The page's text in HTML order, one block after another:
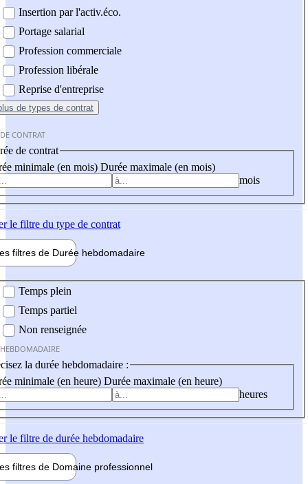
Insertion par l'activ.éco.
Portage salarial
Profession commerciale
Profession libérale
Reprise d'entreprise
de types de contrat
CONTRAT
de contrat
minimale (en mois) Durée maximale (en mois)
mois
le filtre du type de contrat
filtres de Durée hebdomadaire
Temps plein
Temps partiel
Non renseignée
la durée hebdomadaire :
minimale (en heure) Durée maximale (en heure)
heures
le filtre de durée hebdomadaire
filtres de Domaine professionnel